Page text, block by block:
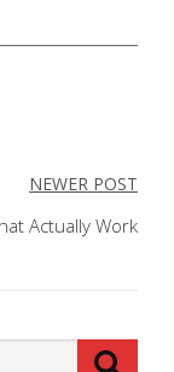
NEWER POST
Actually Work